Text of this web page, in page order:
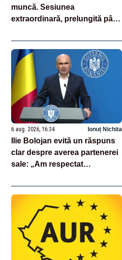
muncă. Sesiunea
extraordinară, prelungită până
6 aug. 2026, 16:34 Ionuț Nichita
Ilie Bolojan evită un răspuns
clar despre averea partenerei
sale: „Am respectat